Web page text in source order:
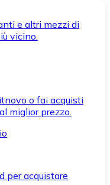
e altri mezzi di
vicino.
o fai acquisti
miglior prezzo.
per acquistare